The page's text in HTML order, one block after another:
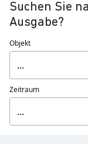
Suchen Sie
Ausgabe?
Objekt
Zeitraum